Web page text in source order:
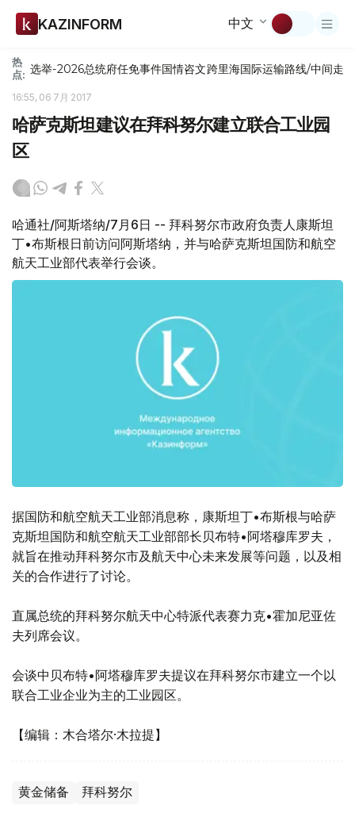
KAZINFORM 中文
热
点: 选举-2026总统府任免事件国情咨文跨里海国际运输路线/中间走廊
16:55, 06 7月 2017
哈萨克斯坦建议在拜科努尔建立联合工业园
区
哈通社/阿斯塔纳/7月6日 -- 拜科努尔市政府负责人康斯坦
丁•布斯根日前访问阿斯塔纳，并与哈萨克斯坦国防和航空
航天工业部代表举行会谈。
据国防和航空航天工业部消息称，康斯坦丁•布斯根与哈萨
克斯坦国防和航空航天工业部部长贝布特•阿塔穆库罗夫，
就旨在推动拜科努尔市及航天中心未来发展等问题，以及相
关的合作进行了讨论。
直属总统的拜科努尔航天中心特派代表赛力克•霍加尼亚佐
夫列席会议。
会谈中贝布特•阿塔穆库罗夫提议在拜科努尔市建立一个以
联合工业企业为主的工业园区。
【编辑：木合塔尔·木拉提】
黄金储备 拜科努尔